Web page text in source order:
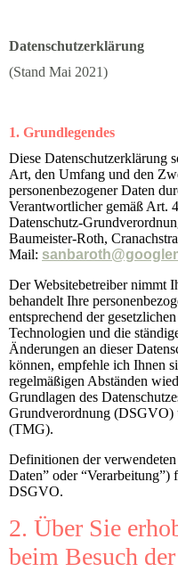
Datenschutzerklärung
(Stand Mai 2021)
1. Grundlegendes
Diese Datenschutzerklärung
Art, den Umfang und den
personenbezogener Daten
Verantwortlicher gemäß Art.
Datenschutz-
Baumeister-Roth,
Mail:
Der Websitebetreiber nimmt
behandelt Ihre
entsprechend der
Technologien und die
Änderungen an dieser
können, empfehle ich Ihnen
regelmäßigen Abständen
Grundlagen des
Grundverordnung (DSGVO)
(TMG).
Definitionen der
Daten” oder
DSGVO.
2. Über Sie
beim Besuch